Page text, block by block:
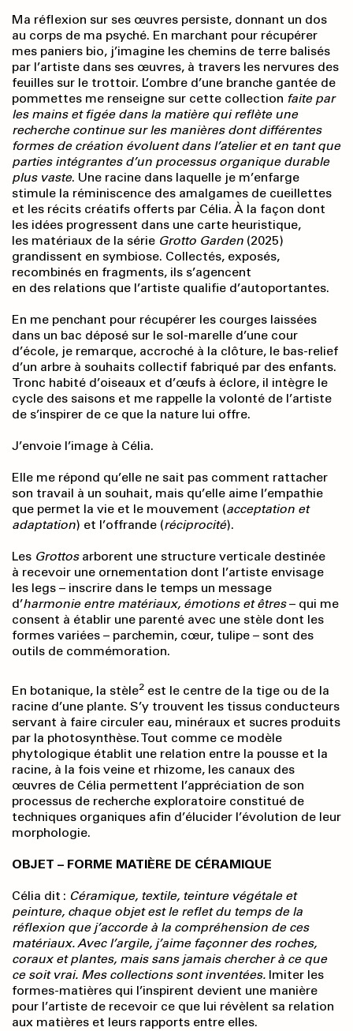
Ma réflexion sur ses œuvres persiste, donnant un dos
au corps de ma psyché. En marchant pour récupérer
mes paniers bio, j’imagine les chemins de terre balisés
par l’artiste dans ses œuvres, à travers les nervures des
feuilles sur le trottoir. L’ombre d’une branche gantée de
pommettes me renseigne sur cette collection faite par
les mains et figée dans la matière qui reflète une
recherche continue sur les manières dont différentes
formes de création évoluent dans l’atelier et en tant que
parties intégrantes d’un processus organique durable
plus vaste. Une racine dans laquelle je m’enfarge
stimule la réminiscence des amalgames de cueillettes
et les récits créatifs offerts par Célia. À la façon dont
les idées progressent dans une carte heuristique,
les matériaux de la série Grotto Garden (2025)
grandissent en symbiose. Collectés, exposés,
recombinés en fragments, ils s’agencent
en des relations que l’artiste qualifie d’autoportantes.
En me penchant pour récupérer les courges laissées
dans un bac déposé sur le sol-marelle d’une cour
d’école, je remarque, accroché à la clôture, le bas-relief
d’un arbre à souhaits collectif fabriqué par des enfants.
Tronc habité d’oiseaux et d’œufs à éclore, il intègre le
cycle des saisons et me rappelle la volonté de l’artiste
de s’inspirer de ce que la nature lui offre.
J’envoie l’image à Célia.
Elle me répond qu’elle ne sait pas comment rattacher
son travail à un souhait, mais qu’elle aime l’empathie
que permet la vie et le mouvement (acceptation et
adaptation) et l’offrande (réciprocité).
Les Grottos arborent une structure verticale destinée
à recevoir une ornementation dont l’artiste envisage
les legs – inscrire dans le temps un message
d’harmonie entre matériaux, émotions et êtres– qui me
consent à établir une parenté avec une stèle dont les
formes variées – parchemin, cœur, tulipe – sont des
outils de commémoration.
En botanique, la stèle2 est le centre de la tige ou de la
racine d’une plante. S’y trouvent les tissus conducteurs
servant à faire circuler eau, minéraux et sucres produits
par la photosynthèse. Tout comme ce modèle
phytologique établit une relation entre la pousse et la
racine, à la fois veine et rhizome, les canaux des
œuvres de Célia permettent l’appréciation de son
processus de recherche exploratoire constitué de
techniques organiques afin d’élucider l’évolution de leur
morphologie.
OBJET – FORME MATIÈRE DE CÉRAMIQUE
Célia dit : Céramique, textile, teinture végétale et
peinture, chaque objet est le reflet du temps de la
réflexion que j’accorde à la compréhension de ces
matériaux. Avec l’argile, j’aime façonner des roches,
coraux et plantes, mais sans jamais chercher à ce que
ce soit vrai. Mes collections sont inventées. Imiter les
formes-matières qui l’inspirent devient une manière
pour l’artiste de recevoir ce que lui révèlent sa relation
aux matières et leurs rapports entre elles.